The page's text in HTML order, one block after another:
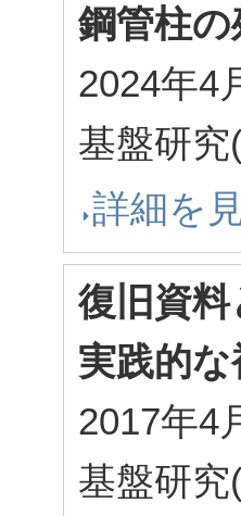
鋼管柱
2024年4
基盤研究
詳細を
復旧資
実践的
2017年4
基盤研究